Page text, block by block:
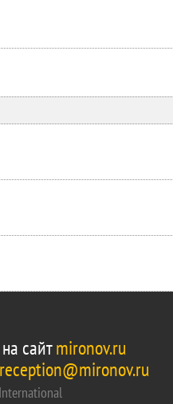
сайтmironov.ru
reception@mironov.ru